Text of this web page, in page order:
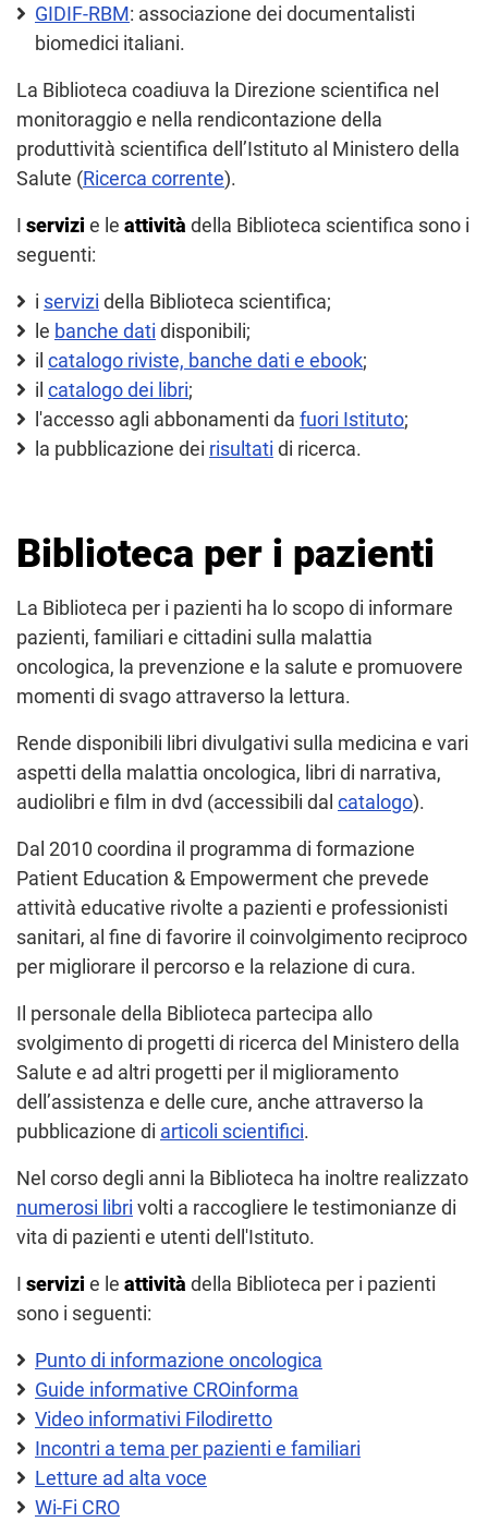
GIDIF-RBM: associazione dei documentalisti
biomedici italiani.
La Biblioteca coadiuva la Direzione scientifica nel
monitoraggio e nella rendicontazione della
produttività scientifica dell’Istituto al Ministero della
Salute (Ricerca corrente).
I servizi e le attività della Biblioteca scientifica sono i
seguenti:
i servizi della Biblioteca scientifica;
le banche dati disponibili;
il catalogo riviste, banche dati e ebook;
il catalogo dei libri;
l'accesso agli abbonamenti da fuori Istituto;
la pubblicazione dei risultati di ricerca.
Biblioteca per i pazienti
La Biblioteca per i pazienti ha lo scopo di informare
pazienti, familiari e cittadini sulla malattia
oncologica, la prevenzione e la salute e promuovere
momenti di svago attraverso la lettura.
Rende disponibili libri divulgativi sulla medicina e vari
aspetti della malattia oncologica, libri di narrativa,
audiolibri e film in dvd (accessibili dal catalogo).
Dal 2010 coordina il programma di formazione
Patient Education & Empowerment che prevede
attività educative rivolte a pazienti e professionisti
sanitari, al fine di favorire il coinvolgimento reciproco
per migliorare il percorso e la relazione di cura.
Il personale della Biblioteca partecipa allo
svolgimento di progetti di ricerca del Ministero della
Salute e ad altri progetti per il miglioramento
dell’assistenza e delle cure, anche attraverso la
pubblicazione di articoli scientifici.
Nel corso degli anni la Biblioteca ha inoltre realizzato
numerosi libri volti a raccogliere le testimonianze di
vita di pazienti e utenti dell'Istituto.
I servizi e le attività della Biblioteca per i pazienti
sono i seguenti:
Punto di informazione oncologica
Guide informative CROinforma
Video informativi Filodiretto
Incontri a tema per pazienti e familiari
Letture ad alta voce
Wi-Fi CRO